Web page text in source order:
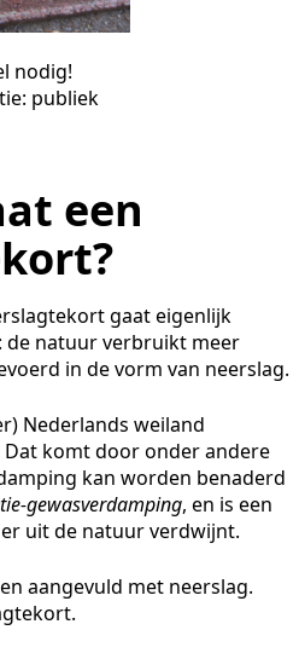
nodig!
publiek
een
gaat eigenlijk
de natuur verbruikt meer
in de vorm van neerslag.
Nederlands weiland
komt door onder andere
kan worden benaderd
gewasverdamping, en is een
uit de natuur verdwijnt.
aangevuld met neerslag.